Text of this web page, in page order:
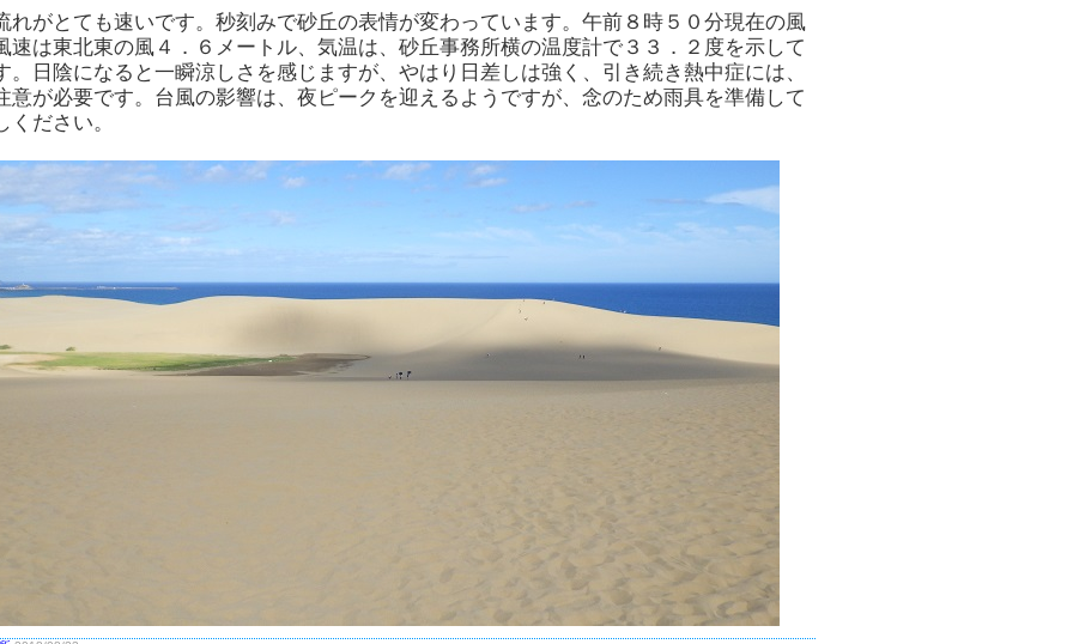
れがとても速いです。秒刻みで砂丘の表情が変わっています。午前８時５０分現在の風
速は東北東の風４．６メートル、気温は、砂丘事務所横の温度計で３３．２度を示して
。日陰になると一瞬涼しさを感じますが、やはり日差しは強く、引き続き熱中症には、
意が必要です。台風の影響は、夜ピークを迎えるようですが、念のため雨具を準備して
ください。